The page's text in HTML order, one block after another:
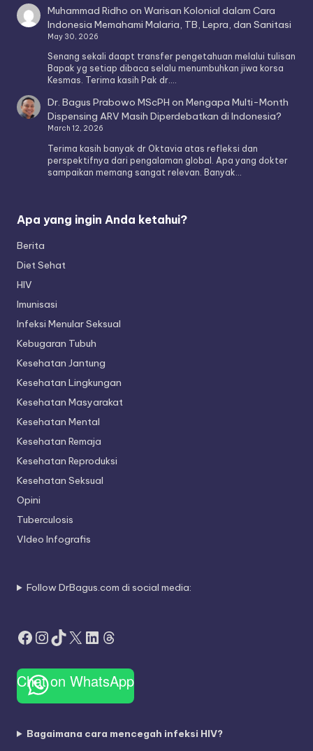
Muhammad Ridho onWarisan Kolonial dalam Cara
Indonesia Memahami Malaria, TB, Lepra, dan Sanitasi
May 30, 2026
Senang sekali daapt transfer pengetahuan melalui tulisan
Bapak yg setiap dibaca selalu menumbuhkan jiwa korsa
Kesmas. Terima kasih Pak dr.…
Dr. Bagus Prabowo MScPH onMengapa Multi-Month
Dispensing ARV Masih Diperdebatkan di Indonesia?
March 12, 2026
Terima kasih banyak dr Oktavia atas refleksi dan
perspektifnya dari pengalaman global. Apa yang dokter
sampaikan memang sangat relevan. Banyak…
Apa yang ingin Anda ketahui?
Berita
Diet Sehat
HIV
Imunisasi
Infeksi Menular Seksual
Kebugaran Tubuh
Kesehatan Jantung
Kesehatan Lingkungan
Kesehatan Masyarakat
Kesehatan Mental
Kesehatan Remaja
Kesehatan Reproduksi
Kesehatan Seksual
Opini
Tuberculosis
VIdeo Infografis
Follow DrBagus.com di social media:
Facebook
Instagram
TikTok
X LinkedIn
Threads
Chat on WhatsApp
Bagaimana cara mencegah infeksi HIV?